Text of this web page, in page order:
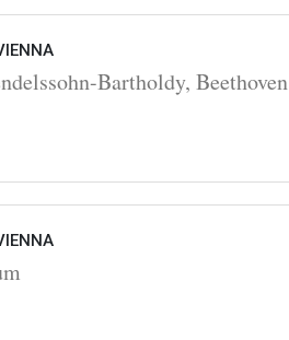
Bartholdy, Beethoven